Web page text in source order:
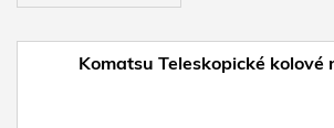
Komatsu Teleskopické kolové